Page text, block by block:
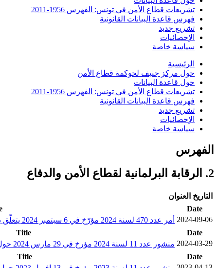
تشريعات قطاع الأمن في تونس: الفهرس 1956-2011
فهرس قاعدة البيانات القانونية
تشريع جديد
الإحصائيات
سياسة خاصة
الرئيسية
حول مركز جنيف لحوكمة قطاع الأمن
حول قاعدة البيانات
تشريعات قطاع الأمن في تونس: الفهرس 1956-2011
فهرس قاعدة البيانات القانونية
تشريع جديد
الإحصائيات
سياسة خاصة
الفهرس
2. الرقابة البرلمانية لقطاع الأمن والدفاع
التاريخ العنوان
Date
2024-09-06 أمر عدد 470 لسنة 2024 مؤرّخ في 6 سبتمبر 2024 يتعلّق بضبط تدخلات حساب دعم تطوير المنظومة القضائية العدلية
Date
Title
2024-03-29 منشور عدد 11 لسنة 2024 مؤرخ في 29 مارس 2024 حول إعداد مشروع ميزانية الدولة لسنة 2025
Date
Title